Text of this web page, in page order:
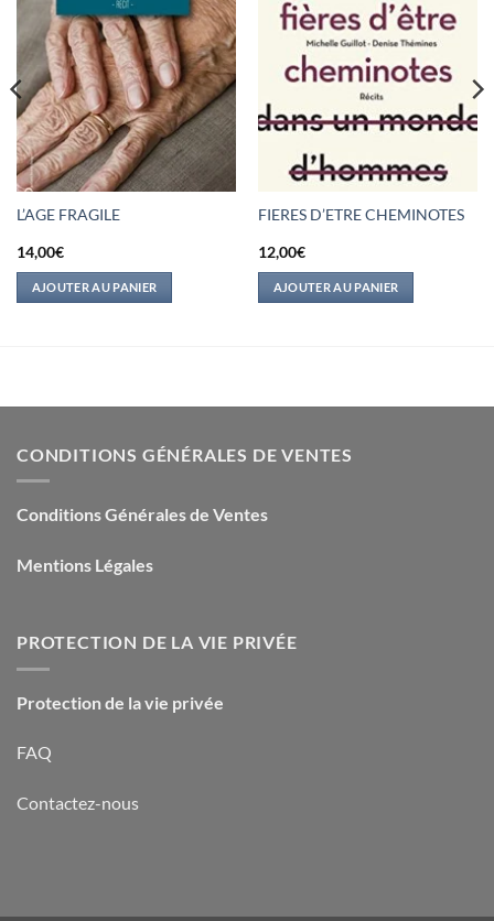
L’AGE FRAGILE
14,00€
AJOUTER AU PANIER
FIERES D’ETRE CHEMINOTES
12,00€
AJOUTER AU PANIER
CONDITIONS GÉNÉRALES DE VENTES
Conditions Générales de Ventes
Mentions Légales
PROTECTION DE LA VIE PRIVÉE
Protection de la vie privée
FAQ
Contactez-nous